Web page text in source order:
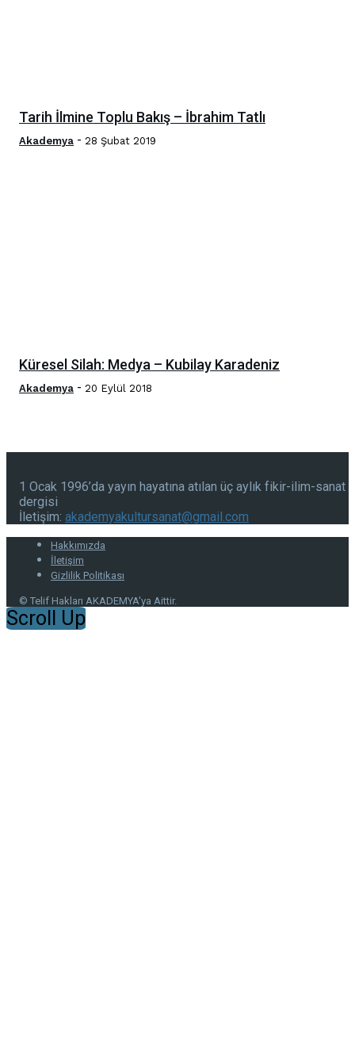
Tarih İlmine Toplu Bakış – İbrahim Tatlı
Akademya - 28 Şubat 2019
Küresel Silah: Medya – Kubilay Karadeniz
Akademya - 20 Eylül 2018
1 Ocak 1996’da yayın hayatına atılan üç aylık fikir-ilim-sanat
dergisi
İletişim: akademyakultursanat@gmail.com
Hakkımızda
İletişim
Gizlilik Politikası
© Telif Hakları AKADEMYA'ya Aittir.
Scroll Up